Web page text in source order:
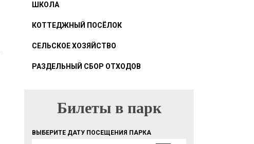
ШКОЛА
КОТТЕДЖНЫЙ ПОСЁЛОК
СЕЛЬСКОЕ ХОЗЯЙСТВО
РАЗДЕЛЬНЫЙ СБОР ОТХОДОВ
БИЛЕТЫ В ПАРК
Билеты в парк
ВЫБЕРИТЕ ДАТУ ПОСЕЩЕНИЯ ПАРКА